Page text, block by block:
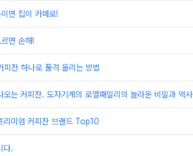
면 집이 카페로!
면 손해!
잔 하나로 품격 올리는 방법
는 커피잔. 도자기계의 로열패밀리의 놀라운 비밀과 역사
리미엄 커피잔 브랜드 Top10
다.